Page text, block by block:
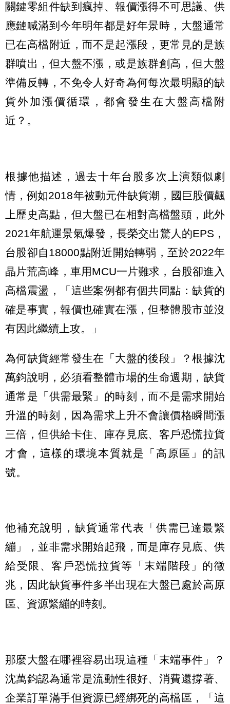
關鍵零組件缺到瘋掉、報價漲得不可思議、供
應鏈喊滿到今年明年都是好年景時，大盤通常
已在高檔附近，而不是起漲段，更常見的是族
群噴出，但大盤不漲，或是族群創高，但大盤
準備反轉，不免令人好奇為何每次最明顯的缺
貨外加漲價循環，都會發生在大盤高檔附
近？。
根據他描述，過去十年台股多次上演類似劇
情，例如2018年被動元件缺貨潮，國巨股價飆
上歷史高點，但大盤已在相對高檔盤頭，此外
2021年航運景氣爆發，長榮交出驚人的EPS，
台股卻自18000點附近開始轉弱，至於2022年
晶片荒高峰，車用MCU一片難求，台股卻進入
高檔震盪，「這些案例都有個共同點：缺貨的
確是事實，報價也確實在漲，但整體股市並沒
有因此繼續上攻。」
為何缺貨經常發生在「大盤的後段」？根據沈
萬鈞說明，必須看整體市場的生命週期，缺貨
通常是「供需最緊」的時刻，而不是需求開始
升溫的時刻，因為需求上升不會讓價格瞬間漲
三倍，但供給卡住、庫存見底、客戶恐慌拉貨
才會，這樣的環境本質就是「高原區」的訊
號。
他補充說明，缺貨通常代表「供需已達最緊
繃」，並非需求開始起飛，而是庫存見底、供
給受限、客戶恐慌拉貨等「末端階段」的徵
兆，因此缺貨事件多半出現在大盤已處於高原
區、資源緊繃的時刻。
那麼大盤在哪裡容易出現這種「末端事件」？
沈萬鈞認為通常是流動性很好、消費還撐著、
企業訂單滿手但資源已經綁死的高檔區，「這